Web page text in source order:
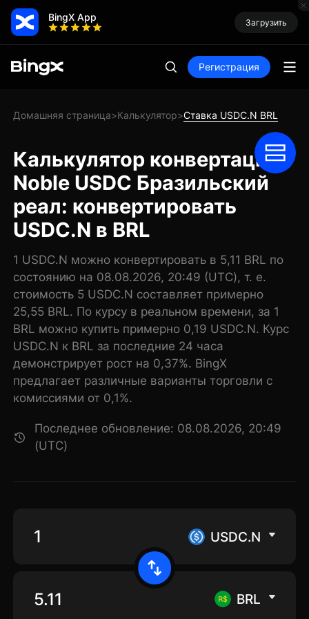
BingX App Загрузить
Регистрация
Домашняя страница>Калькулятор>Ставка USDC.N BRL
Калькулятор конвертации
Noble USDC Бразильский
реал: конвертировать
USDC.N в BRL
1 USDC.N можно конвертировать в 5,11 BRL по
состоянию на 08.08.2026, 20:49 (UTC), т. е.
стоимость 5 USDC.N составляет примерно
25,55 BRL. По курсу в реальном времени, за 1
BRL можно купить примерно 0,19 USDC.N. Курс
USDC.N к BRL за последние 24 часа
демонстрирует рост на 0,37%. BingX
предлагает различные варианты торговли с
комиссиями от 0,1%.
Последнее обновление: 08.08.2026, 20:49
(UTC)
USDC.N
BRL